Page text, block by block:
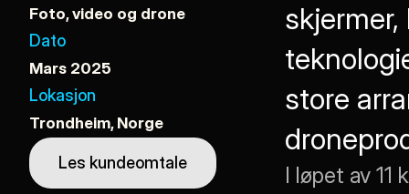
Foto, video og drone
Dato
Mars 2025
Lokasjon
Trondheim, Norge
Les kundeomtale
store
I løpet av 11